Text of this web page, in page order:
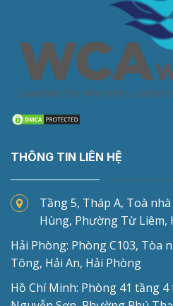
THÔNG TIN LIÊN HỆ
Tầng 5, Tháp A, Toà
Hùng, Phường Từ Liêm,
Hải Phòng: Phòng C103, Tòa
Tông, Hải An, Hải Phòng
Hồ Chí Minh: Phòng 41 tầng